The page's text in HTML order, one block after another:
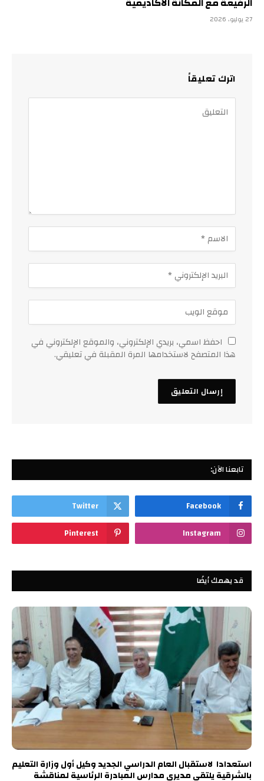
27 يوليو، 2026
اترك تعليقاً
احفظ اسمي، بريدي الإلكتروني، والموقع الإلكتروني في
هذا المتصفح لاستخدامها المرة المقبلة في تعليقي.
تابعنا الآن:
Facebook
Twitter
Instagram
Pinterest
قد يهمك أيضًا
استعدادا لاستقبال العام الدراسي الجديد وكيل أول وزارة التعليم
بالشرقية يلتقي مديري مدارس المبادرة الرئاسية لمناقشة